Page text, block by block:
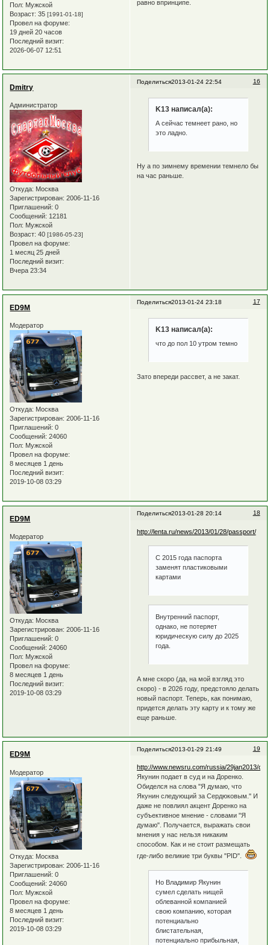
Пол: Мужской
Возраст: 35[1991-01-18]
Провел на форуме:
19 дней 20 часов
Последний визит:
2026-06-07 12:51
равно впринципе.
Поделиться 16
2013-01-24 22:54
Dmitry
Администратор
Откуда: Москва
Зарегистрирован: 2006-11-16
Приглашений: 0
Сообщений: 12181
Пол: Мужской
Возраст: 40[1986-05-23]
Провел на форуме:
1 месяц 25 дней
Последний визит:
Вчера 23:34
K13 написал(а):
А сейчас темнеет рано, но
это ладно.
Ну а по зимнему времении темнело бы
на час раньше.
Поделиться 17
2013-01-24 23:18
ED9M
Модератор
Откуда: Москва
Зарегистрирован: 2006-11-16
Приглашений: 0
Сообщений: 24060
Пол: Мужской
Провел на форуме:
8 месяцев 1 день
Последний визит:
2019-10-08 03:29
K13 написал(а):
что до пол 10 утром темно
Зато впереди рассвет, а не закат.
Поделиться 18
2013-01-28 20:14
ED9M
Модератор
Откуда: Москва
Зарегистрирован: 2006-11-16
Приглашений: 0
Сообщений: 24060
Пол: Мужской
Провел на форуме:
8 месяцев 1 день
Последний визит:
2019-10-08 03:29
http://lenta.ru/news/2013/01/28/passport/
С 2015 года паспорта
заменят пластиковыми
картами
Внутренний паспорт,
однако, не потеряет
юридическую силу до 2025
года.
А мне скоро (да, на мой взгляд это
скоро) - в 2026 году, предстояло делать
новый паспорт. Теперь, как понимаю,
придется делать эту карту и к тому же
еще раньше.
Поделиться 19
2013-01-29 21:49
ED9M
Модератор
Откуда: Москва
Зарегистрирован: 2006-11-16
Приглашений: 0
Сообщений: 24060
Пол: Мужской
Провел на форуме:
8 месяцев 1 день
Последний визит:
2019-10-08 03:29
http://www.newsru.com/russia/29jan2013/
Якунин подает в суд и на Доренко.
Обиделся на слова "Я думаю, что
Якунин следующий за Сердюковым." И
даже не повлиял акцент Доренко на
субъективное мнение - словами "Я
думаю". Получается, выражать свои
мнения у нас нельзя никаким
способом. Как и не стоит размещать
где-либо великие три буквы "PID".
Но Владимир Якунин
сумел сделать нищей
облеванной компанией
свою компанию, которая
потенциально
блистательная,
потенциально прибыльная,